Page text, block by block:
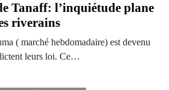
Tanaff: l’inquiétude plane
riverains
( marché hebdomadaire) est devenu
leurs loi. Ce…